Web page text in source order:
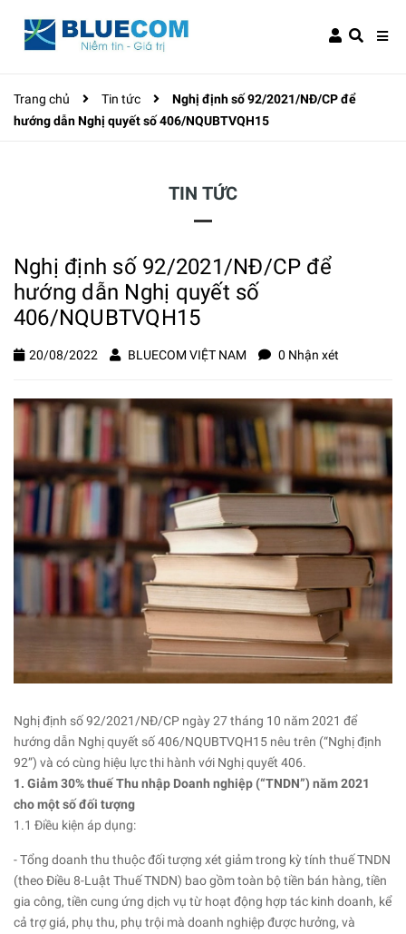
Trang chủ Tin tức
Nghị định số 92/2021/NĐ/CP để
hướng dẫn Nghị quyết số 406/NQUBTVQH15
TIN TỨC
Nghị định số 92/2021/NĐ/CP để
hướng dẫn Nghị quyết số
406/NQUBTVQH15
20/08/2022 BLUECOM VIỆT NAM 0 Nhận xét
Nghị định số 92/2021/NĐ/CP ngày 27 tháng 10 năm 2021 để
hướng dẫn Nghị quyết số 406/NQUBTVQH15 nêu trên (“Nghị định
92”) và có cùng hiệu lực thi hành với Nghị quyết 406.
1. Giảm 30% thuế Thu nhập Doanh nghiệp (“TNDN”) năm 2021
cho một số đối tượng
1.1 Điều kiện áp dụng:
- Tổng doanh thu thuộc đối tượng xét giảm trong kỳ tính thuế TNDN
(theo Điều 8-Luật Thuế TNDN) bao gồm toàn bộ tiền bán hàng, tiền
gia công, tiền cung ứng dịch vụ từ hoạt động hợp tác kinh doanh, kể
cả trợ giá, phụ thu, phụ trội mà doanh nghiệp được hưởng, và